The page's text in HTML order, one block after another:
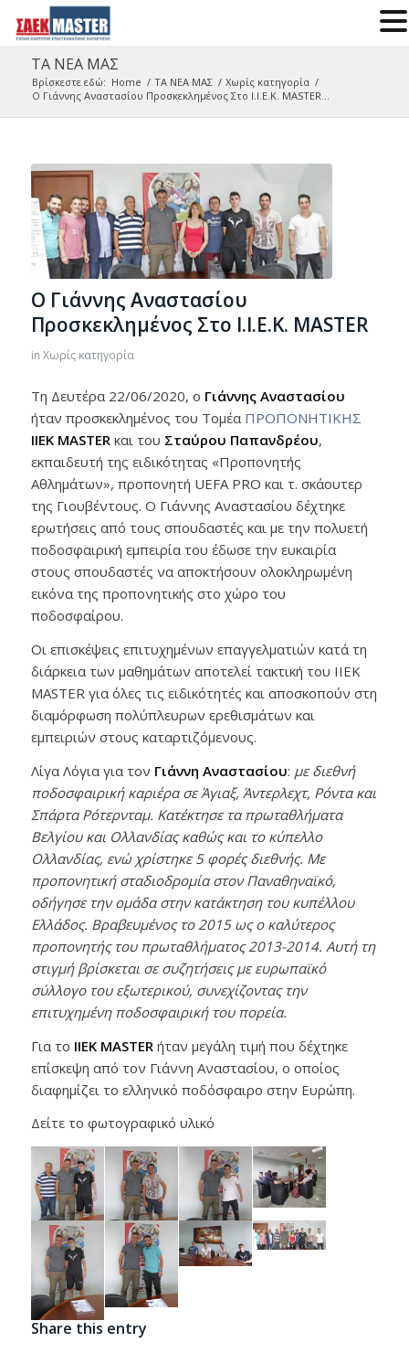
ΤΑ ΝΕΑ ΜΑΣ
Βρίσκεστε εδώ: Home / ΤΑ ΝΕΑ ΜΑΣ / Χωρίς κατηγορία /
Ο Γιάννης Αναστασίου Προσκεκλημένος Στο Ι.Ι.Ε.Κ. MASTER...
Ο Γιάννης Αναστασίου
Προσκεκλημένος Στο Ι.Ι.Ε.Κ. MASTER
in Χωρίς κατηγορία
Τη Δευτέρα 22/06/2020, ο Γιάννης Αναστασίου
ήταν προσκεκλημένος του Τομέα ΠΡΟΠΟΝΗΤΙΚΗΣ
ΙΙΕΚ MASTERκαι του Σταύρου Παπανδρέου,
εκπαιδευτή της ειδικότητας «Προπονητής
Αθλημάτων», προπονητή UEFA PRO και τ. σκάουτερ
της Γιουβέντους. Ο Γιάννης Αναστασίου δέχτηκε
ερωτήσεις από τους σπουδαστές και με την πολυετή
ποδοσφαιρική εμπειρία του έδωσε την ευκαιρία
στους σπουδαστές να αποκτήσουν ολοκληρωμένη
εικόνα της προπονητικής στο χώρο του
ποδοσφαίρου.
Οι επισκέψεις επιτυχημένων επαγγελματιών κατά τη
διάρκεια των μαθημάτων αποτελεί τακτική του ΙΙΕΚ
MASTER για όλες τις ειδικότητές και αποσκοπούν στη
διαμόρφωση πολύπλευρων ερεθισμάτων και
εμπειριών στους καταρτιζόμενους.
Λίγα Λόγια για τον Γιάννη Αναστασίου: με διεθνή
ποδοσφαιρική καριέρα σε Άγιαξ, Άντερλεχτ, Ρόντα και
Σπάρτα Ρότερνταμ. Κατέκτησε τα πρωταθλήματα
Βελγίου και Ολλανδίας καθώς και το κύπελλο
Ολλανδίας, ενώ χρίστηκε 5 φορές διεθνής. Με
προπονητική σταδιοδρομία στον Παναθηναϊκό,
οδήγησε την ομάδα στην κατάκτηση του κυπέλλου
Ελλάδος. Βραβευμένος το 2015 ως ο καλύτερος
προπονητής του πρωταθλήματος 2013-2014. Αυτή τη
στιγμή βρίσκεται σε συζητήσεις με ευρωπαϊκό
σύλλογο του εξωτερικού, συνεχίζοντας την
επιτυχημένη ποδοσφαιρική του πορεία.
Για το ΙΙΕΚ MASTER ήταν μεγάλη τιμή που δέχτηκε
επίσκεψη από τον Γιάννη Αναστασίου, ο οποίος
διαφημίζει το ελληνικό ποδόσφαιρο στην Ευρώπη.
Δείτε το φωτογραφικό υλικό
Share this entry